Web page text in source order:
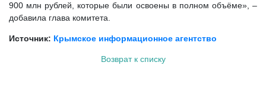
900 млн рублей, которые были освоены в полном объёме», –
добавила глава комитета.
Источник: Крымское информационное агентство
Возврат к списку